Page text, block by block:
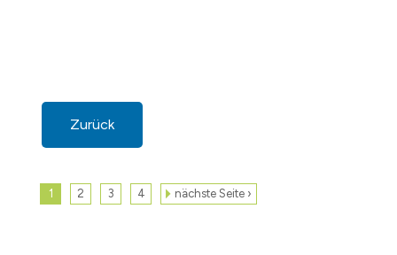
Zurück
1 2 3 4 nächste Seite ›